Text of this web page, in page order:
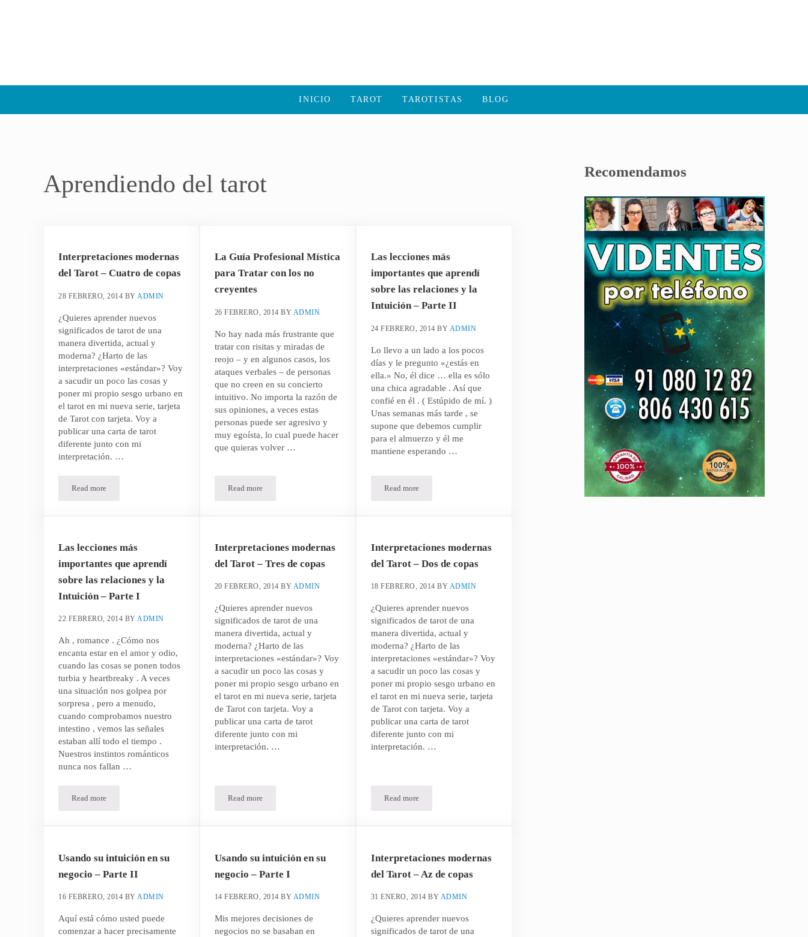
INICIO TAROT TAROTISTAS BLOG
Aprendiendo del tarot
Interpretaciones modernas
del Tarot – Cuatro de copas
28 FEBRERO, 2014 BY ADMIN
¿Quieres aprender nuevos
significados de tarot de una
manera divertida, actual y
moderna? ¿Harto de las
interpretaciones «estándar»? Voy
a sacudir un poco las cosas y
poner mi propio sesgo urbano en
el tarot en mi nueva serie, tarjeta
de Tarot con tarjeta. Voy a
publicar una carta de tarot
diferente junto con mi
interpretación. …
Read moreInterpretaciones modernas del Tarot – Cuatro de copas
La Guía Profesional Mística
para Tratar con los no
creyentes
26 FEBRERO, 2014 BY ADMIN
No hay nada más frustrante que
tratar con risitas y miradas de
reojo – y en algunos casos, los
ataques verbales – de personas
que no creen en su concierto
intuitivo. No importa la razón de
sus opiniones, a veces estas
personas puede ser agresivo y
muy egoísta, lo cual puede hacer
que quieras volver …
Read moreLa Guía Profesional Mística para Tratar con los no creyentes
Las lecciones más
importantes que aprendí
sobre las relaciones y la
Intuición – Parte II
24 FEBRERO, 2014 BY ADMIN
Lo llevo a un lado a los pocos
días y le pregunto «¿estás en
ella.» No, él dice … ella es sólo
una chica agradable . Así que
confié en él . ( Estúpido de mí. )
Unas semanas más tarde , se
supone que debemos cumplir
para el almuerzo y él me
mantiene esperando …
Read moreLas lecciones más importantes que aprendí sobre las relaciones y la Intuición – Parte II
Las lecciones más
importantes que aprendí
sobre las relaciones y la
Intuición – Parte I
22 FEBRERO, 2014 BY ADMIN
Ah , romance . ¿Cómo nos
encanta estar en el amor y odio,
cuando las cosas se ponen todos
turbia y heartbreaky . A veces
una situación nos golpea por
sorpresa , pero a menudo,
cuando comprobamos nuestro
intestino , vemos las señales
estaban allí todo el tiempo .
Nuestros instintos románticos
nunca nos fallan …
Read moreLas lecciones más importantes que aprendí sobre las relaciones y la Intuición – Parte I
Interpretaciones modernas
del Tarot – Tres de copas
20 FEBRERO, 2014 BY ADMIN
¿Quieres aprender nuevos
significados de tarot de una
manera divertida, actual y
moderna? ¿Harto de las
interpretaciones «estándar»? Voy
a sacudir un poco las cosas y
poner mi propio sesgo urbano en
el tarot en mi nueva serie, tarjeta
de Tarot con tarjeta. Voy a
publicar una carta de tarot
diferente junto con mi
interpretación. …
Read moreInterpretaciones modernas del Tarot – Tres de copas
Interpretaciones modernas
del Tarot – Dos de copas
18 FEBRERO, 2014 BY ADMIN
¿Quieres aprender nuevos
significados de tarot de una
manera divertida, actual y
moderna? ¿Harto de las
interpretaciones «estándar»? Voy
a sacudir un poco las cosas y
poner mi propio sesgo urbano en
el tarot en mi nueva serie, tarjeta
de Tarot con tarjeta. Voy a
publicar una carta de tarot
diferente junto con mi
interpretación. …
Read moreInterpretaciones modernas del Tarot – Dos de copas
Usando su intuición en su
negocio – Parte II
16 FEBRERO, 2014 BY ADMIN
Aquí está cómo usted puede
comenzar a hacer precisamente
Usando su intuición en su
negocio – Parte I
14 FEBRERO, 2014 BY ADMIN
Mis mejores decisiones de
negocios no se basaban en
Interpretaciones modernas
del Tarot – Az de copas
31 ENERO, 2014 BY ADMIN
¿Quieres aprender nuevos
significados de tarot de una
Recomendamos